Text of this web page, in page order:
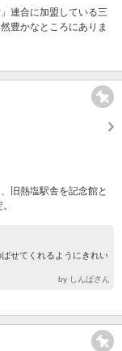
連合に加盟している三
豊かなところにありま
旧熱塩駅舎を記念館と
せてくれるようにきれい
by しんばさん